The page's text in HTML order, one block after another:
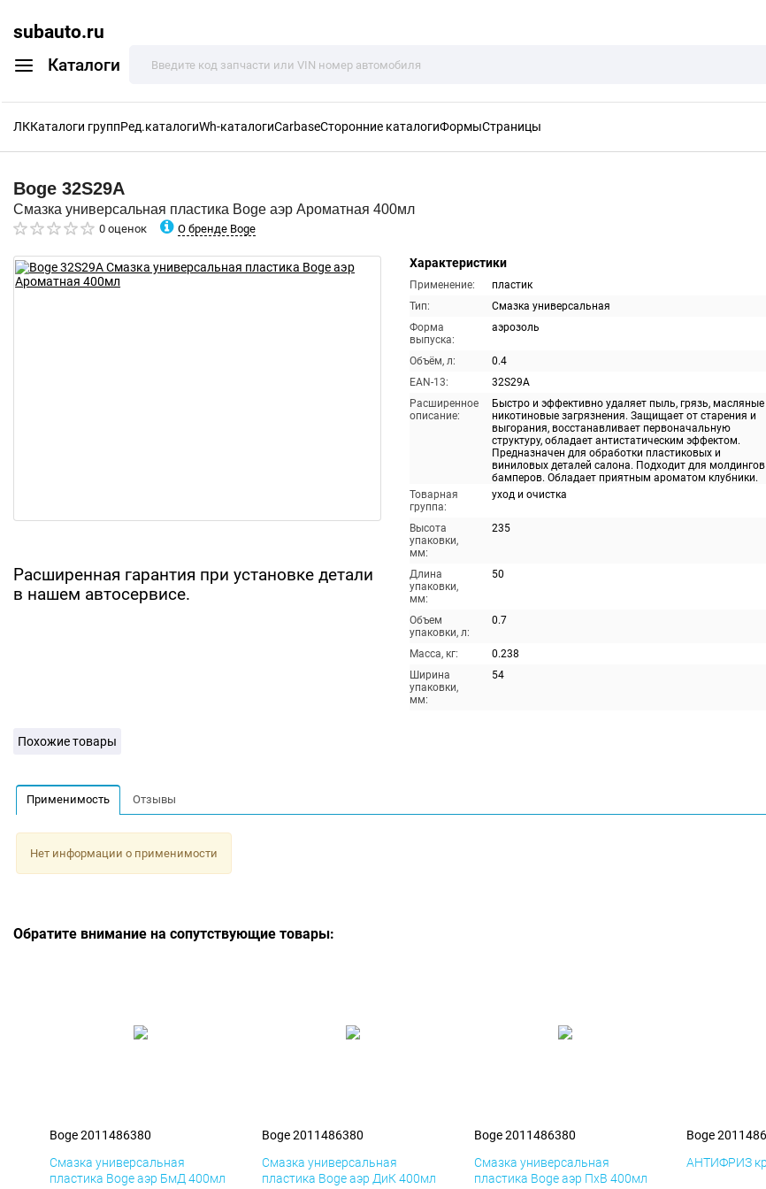
subauto.ru
Каталоги
ЛККаталоги группРед.каталогиWh-каталогиCarbaseСторонние каталогиФормыСтраницы
Boge 32S29A
Смазка универсальная пластика Boge аэр Ароматная 400мл
0 оценок О бренде Boge
Расширенная гарантия при установке детали
в нашем автосервисе.
Характеристики
Применение:
пластик
Тип:
Смазка универсальная
Форма
выпуска:
аэрозоль
Объём, л:
0.4
EAN-13:
32S29A
Расширенное
описание:
Быстро и эффективно удаляет пыль, грязь, масляные
никотиновые загрязнения. Защищает от старения и
выгорания, восстанавливает первоначальную
структуру, обладает антистатическим эффектом.
Предназначен для обработки пластиковых и
виниловых деталей салона. Подходит для молдингов
бамперов. Обладает приятным ароматом клубники.
Товарная
группа:
уход и очистка
Высота
упаковки,
мм:
235
Длина
упаковки,
мм:
50
Объем
упаковки, л:
0.7
Масса, кг:
0.238
Ширина
упаковки,
мм:
54
Похожие товары
Применимость Отзывы
Нет информации о применимости
Обратите внимание на сопутствующие товары:
Boge 2011486380
Смазка универсальная
пластика Boge аэр БмД 400мл
Boge 2011486380
Смазка универсальная
пластика Boge аэр ДиК 400мл
Boge 2011486380
Смазка универсальная
пластика Boge аэр ПхВ 400мл
Boge
АНТИФРИЗ